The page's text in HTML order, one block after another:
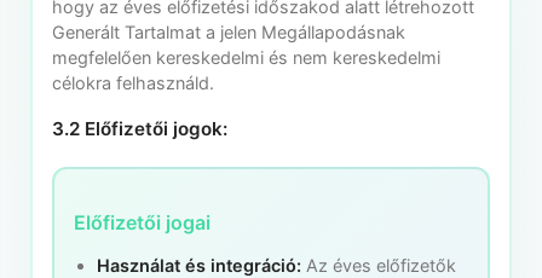
hogy az éves előfizetési időszakod alatt létrehozott
Generált Tartalmat a jelen Megállapodásnak
megfelelően kereskedelmi és nem kereskedelmi
célokra felhasználd.
3.2 Előfizetői jogok:
Előfizetői jogai
Használat és integráció: Az éves előfizetők